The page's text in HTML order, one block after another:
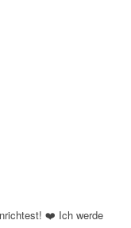
❤️ Ich werde